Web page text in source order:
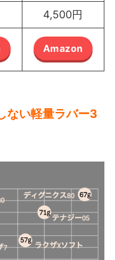
4,500円
Amazon
ない軽量ラバー3